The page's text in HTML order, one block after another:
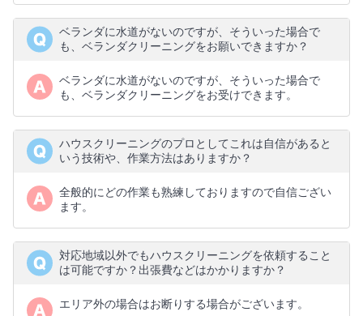
ベランダに水道がないのですが、そういった場合で
も、ベランダクリーニングをお願いできますか？
ベランダに水道がないのですが、そういった場合で
も、ベランダクリーニングをお受けできます。
ハウスクリーニングのプロとしてこれは自信があると
いう技術や、作業方法はありますか？
全般的にどの作業も熟練しておりますので自信ござい
ます。
対応地域以外でもハウスクリーニングを依頼すること
は可能ですか？出張費などはかかりますか？
エリア外の場合はお断りする場合がございます。